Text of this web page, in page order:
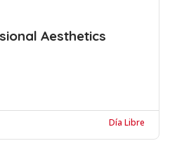
Aesthetics
Día Libre